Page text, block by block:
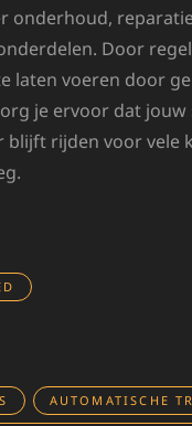
onderhoud,
Door
laten voeren door
je ervoor dat jouw
blijft rijden voor vele
AUTOMATISCHE